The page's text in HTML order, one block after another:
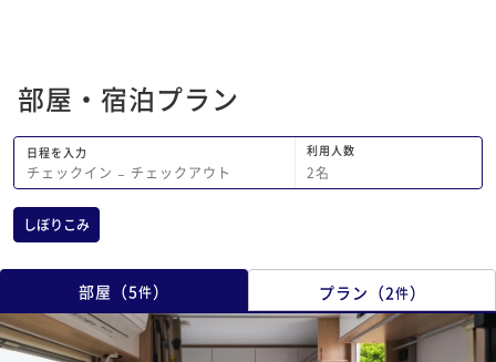
部屋・宿泊プラン
日程を入力
チェックイン − チェックアウト
利用人数
2名
しぼりこみ
部屋 （5件） プラン （2件）